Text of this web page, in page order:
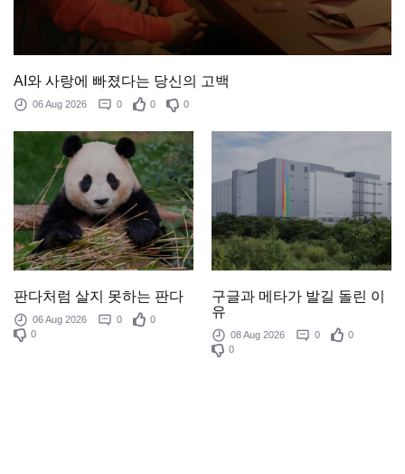
AI와 사랑에 빠졌다는 당신의 고백
06 Aug 2026 0 0 0
판다처럼 살지 못하는 판다
06 Aug 2026 0
0
0
구글과 메타가 발길 돌린 이
유
08 Aug 2026 0
0
0